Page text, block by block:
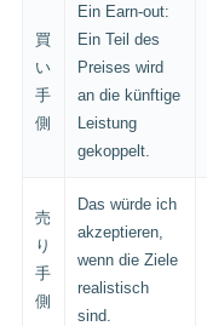
買
い
手
側
Ein Earn-out:
Ein Teil des
Preises wird
an die künftige
Leistung
gekoppelt.
売
り
手
側
Das würde ich
akzeptieren,
wenn die Ziele
realistisch
sind.